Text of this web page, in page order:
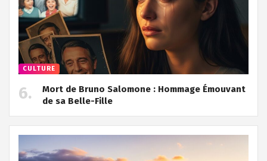
CULTURE
Mort de Bruno Salomone : Hommage Émouvant
de sa Belle-Fille